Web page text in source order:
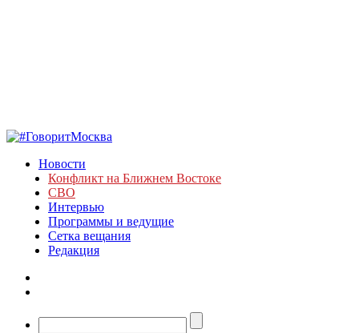
Новости
Конфликт на Ближнем Востоке
СВО
Интервью
Программы и ведущие
Сетка вещания
Редакция